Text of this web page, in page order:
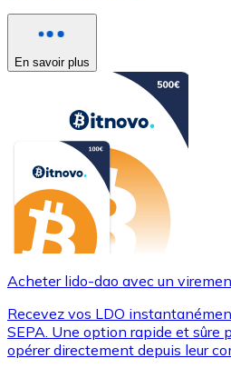
En savoir plus
Acheter lido-dao avec un
Recevez vos LDO
SEPA. Une option rapide et sûre
opérer directement depuis leur